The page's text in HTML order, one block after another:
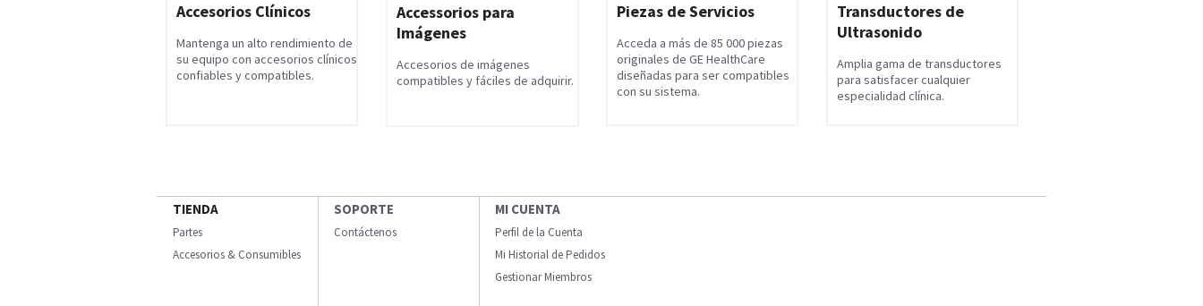
Accesorios Clínicos
Mantenga un alto rendimiento de
su equipo con accesorios clínicos
confiables y compatibles.
Accessorios para
Imágenes
Accesorios de imágenes
compatibles y fáciles de adquirir.
Piezas de Servicios
Acceda a más de 85 000 piezas
originales de GE HealthCare
diseñadas para ser compatibles
con su sistema.
Transductores de
Ultrasonido
Amplia gama de transductores
para satisfacer cualquier
especialidad clínica.
TIENDA
Partes
Accesorios & Consumibles
SOPORTE
Contáctenos
MI CUENTA
Perfil de la Cuenta
Mi Historial de Pedidos
Gestionar Miembros